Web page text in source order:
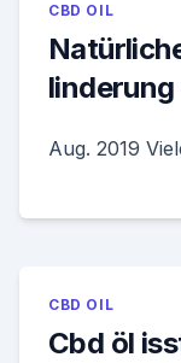
CBD OIL
Aug. 2019
CBD OIL
Cbd öl